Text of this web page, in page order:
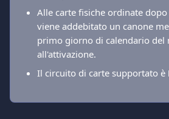
Alle carte fisiche ordinate
viene addebitato un canone
primo giorno di calendario del
all'attivazione.
Il circuito di carte supportato è